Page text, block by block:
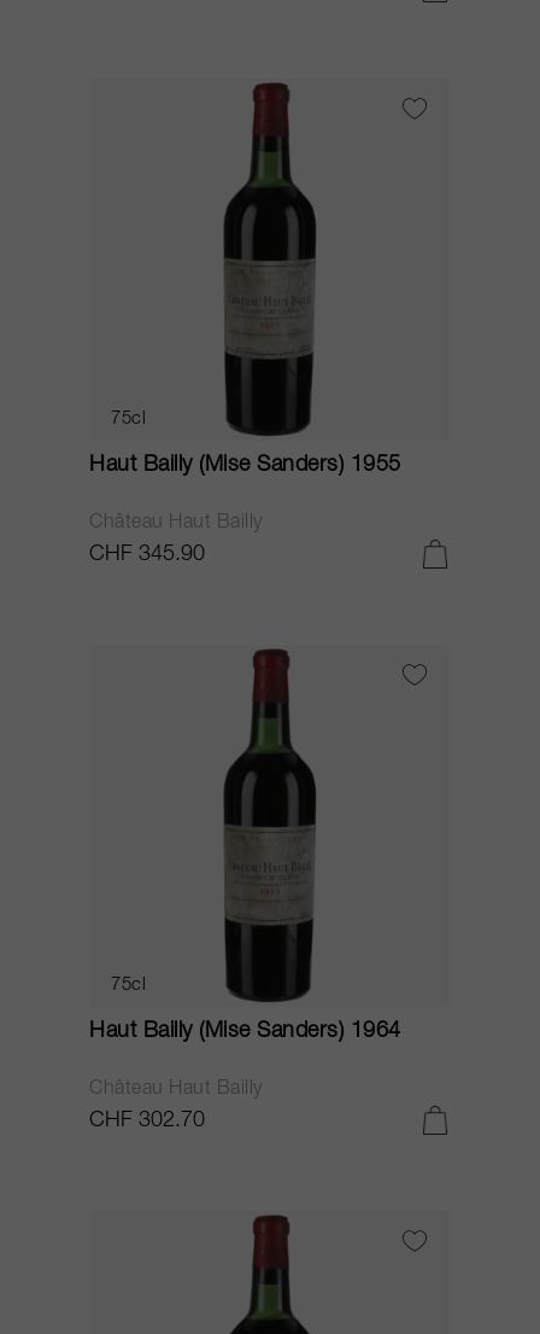
75cl
Haut Bailly (Mise Sanders) 1955
Château Haut Bailly
CHF 345.90
75cl
Haut Bailly (Mise Sanders) 1964
Château Haut Bailly
CHF 302.70